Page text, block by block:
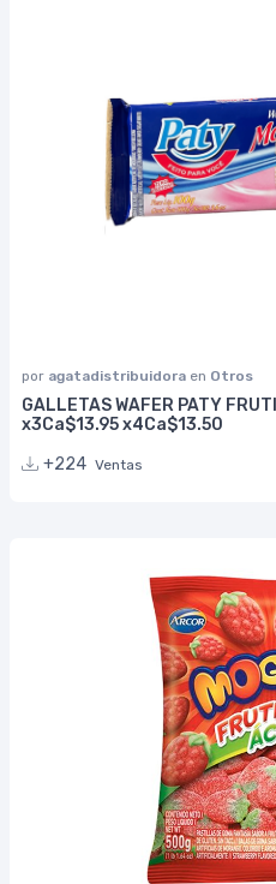
por agatadistribuidora en Otros
GALLETAS WAFER PATY
x3Ca$13.95 x4Ca$13.50
+224 Ventas